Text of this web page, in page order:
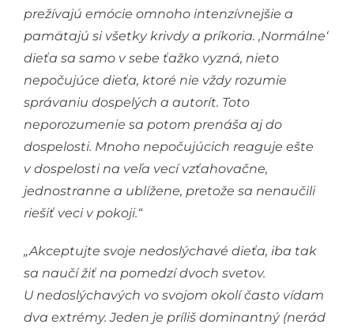
prežívajú emócie omnoho intenzívnejšie a
pamätajú si všetky krivdy a príkoria. ,Normálne‘
dieťa sa samo v sebe ťažko vyzná, nieto
nepočujúce dieťa, ktoré nie vždy rozumie
správaniu dospelých a autorít. Toto
neporozumenie sa potom prenáša aj do
dospelosti. Mnoho nepočujúcich reaguje ešte
v dospelosti na veľa vecí vzťahovačne,
jednostranne a ublížene, pretože sa nenaučili
riešiť veci v pokoji.“
„Akceptujte svoje nedoslýchavé dieťa, iba tak
sa naučí žiť na pomedzí dvoch svetov.
U nedoslýchavých vo svojom okolí často vídam
dva extrémy. Jeden je príliš dominantný (nerád